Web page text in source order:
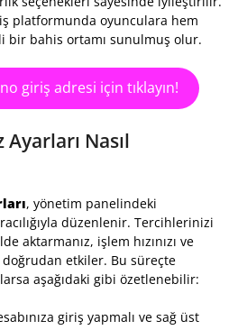
platformunda oyunculara hem
bir bahis ortamı sunulmuş olur.
giriş adresi için tıklayın!
Nasıl
, yönetim panelindeki
düzenlenir. Tercihlerinizi
aktarmanız, işlem hızınızı ve
etkiler. Bu süreçte
aşağıdaki gibi özetlenebilir:
giriş yapmalı ve sağ üst